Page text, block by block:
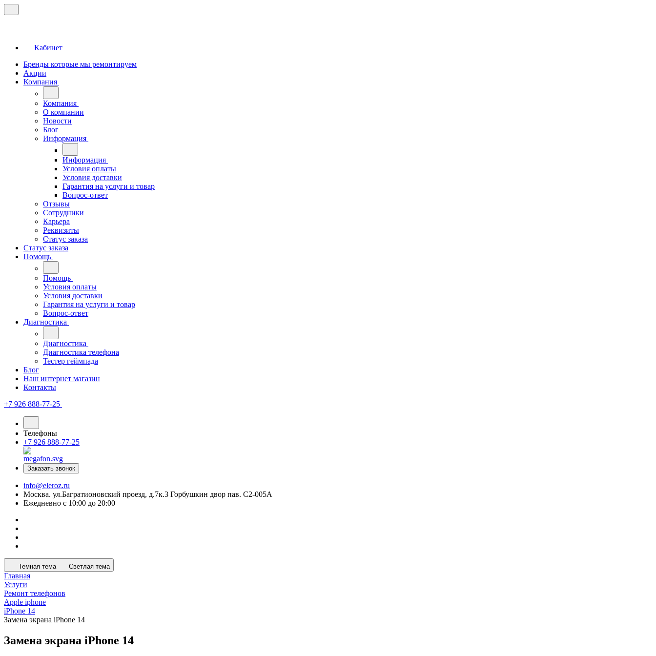
Кабинет
Бренды которые мы ремонтируем
Акции
Компания
Компания
О компании
Новости
Блог
Информация
Информация
Условия оплаты
Условия доставки
Гарантия на услуги и товар
Вопрос-ответ
Отзывы
Сотрудники
Карьера
Реквизиты
Статус заказа
Статус заказа
Помощь
Помощь
Условия оплаты
Условия доставки
Гарантия на услуги и товар
Вопрос-ответ
Диагностика
Диагностика
Диагностика телефона
Тестер геймпада
Блог
Наш интернет магазин
Контакты
+7 926 888-77-25
Телефоны
+7 926 888-77-25
Заказать звонок
info@eleroz.ru
Москва. ул.Багратионовский проезд, д.7к.3 Горбушкин двор пав. C2-005A
Ежедневно с 10:00 до 20:00
Темная тема Светлая тема
Главная
Услуги
Ремонт телефонов
Apple iphone
iPhone 14
Замена экрана iPhone 14
Замена экрана iPhone 14